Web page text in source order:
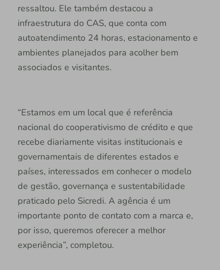
ressaltou. Ele também destacou a
infraestrutura do CAS, que conta com
autoatendimento 24 horas, estacionamento e
ambientes planejados para acolher bem
associados e visitantes.
“Estamos em um local que é referência
nacional do cooperativismo de crédito e que
recebe diariamente visitas institucionais e
governamentais de diferentes estados e
países, interessados em conhecer o modelo
de gestão, governança e sustentabilidade
praticado pelo Sicredi. A agência é um
importante ponto de contato com a marca e,
por isso, queremos oferecer a melhor
experiência”, completou.